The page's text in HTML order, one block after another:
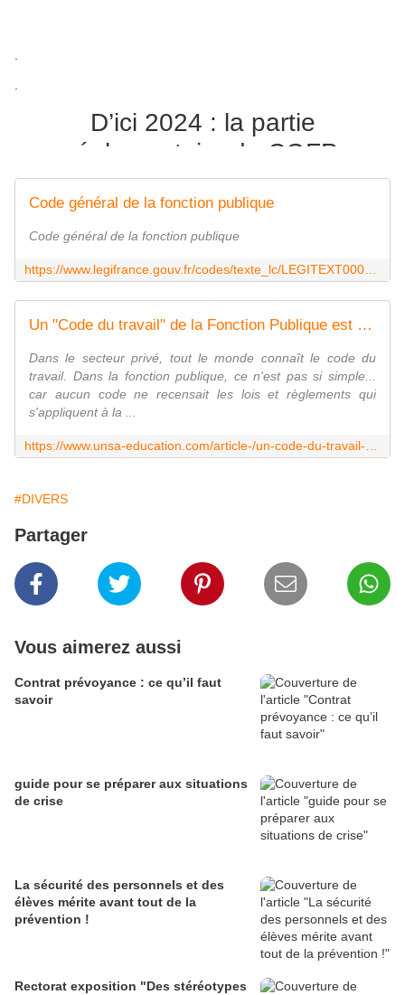
.
D’ici 2024 : la partie
réglementaire du CGFP
Les travaux sur la partie réglementaire ont commencé et
devraient se terminer d’ici 2024
Pour l’UNSA Education, le CGFP permet un accès simplifié
au droit. L’empilement des lois et règlements était devenu
illisible. Leur recensement dans un code unique est un
travail conséquent, auquel l’UNSA participe activement.
Le CGFP est consultable en ligne CI-DESSOUS :
Code général de la fonction publique
https://www.legifrance.gouv.fr/codes/texte_lc/LEGITEXT000044416551/
Code général de la fonction publique
Code général de la fonction publique
https://www.legifrance.gouv.fr/codes/texte_lc/LEGITEXT000044416551/
Un "Code du travail" de la Fonction Publique est mis en application au 1er mars 2022... mais à quoi sert-il ? - UNSA‑Education.com
Dans le secteur privé, tout le monde connaît le code du
travail. Dans la fonction publique, ce n'est pas si simple...
car aucun code ne recensait les lois et règlements qui
s'appliquent à la ...
https://www.unsa-education.com/article-/un-code-du-travail-de-la-fonction-publique-est-mis-en-application-au-1er-mars-2022-mais-a-quoi-sert-il/
#DIVERS
Partager
Vous aimerez aussi
Contrat prévoyance : ce qu’il faut
savoir
guide pour se préparer aux situations
de crise
La sécurité des personnels et des
élèves mérite avant tout de la
prévention !
Rectorat exposition "Des stéréotypes